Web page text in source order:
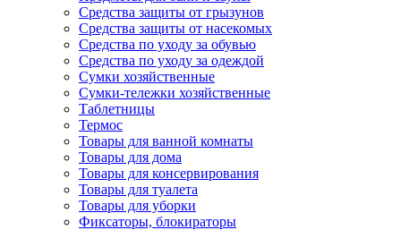
Средства защиты от грызунов
Средства защиты от насекомых
Средства по уходу за обувью
Средства по уходу за одеждой
Сумки хозяйственные
Сумки-тележки хозяйственные
Таблетницы
Термос
Товары для ванной комнаты
Товары для дома
Товары для консервирования
Товары для туалета
Товары для уборки
Фиксаторы, блокираторы